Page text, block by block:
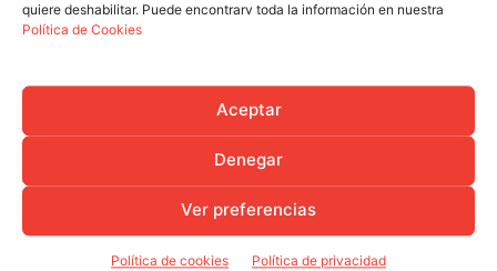
quiere deshabilitar. Puede encontrarv toda la información en nuestra
Política de Cookies
Aceptar
Denegar
Ver preferencias
Política de cookies Política de privacidad